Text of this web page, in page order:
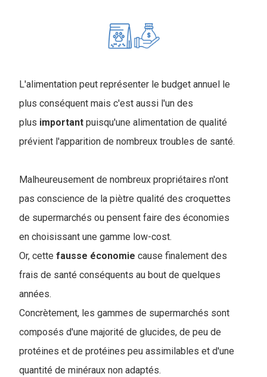
L'alimentation peut représenter le budget annuel le
plus conséquent mais c'est aussi l'un des
plus important puisqu'une alimentation de qualité
prévient l'apparition de nombreux troubles de santé.
Malheureusement de nombreux propriétaires n'ont
pas conscience de la piètre qualité des croquettes
de supermarchés ou pensent faire des économies
en choisissant une gamme low-cost.
Or, cette fausse économie cause finalement des
frais de santé conséquents au bout de quelques
années.
Concrètement, les gammes de supermarchés sont
composés d'une majorité de glucides, de peu de
protéines et de protéines peu assimilables et d'une
quantité de minéraux non adaptés.